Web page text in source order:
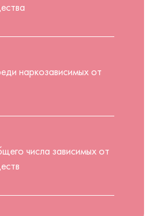
наркозависимых от
числа зависимых от